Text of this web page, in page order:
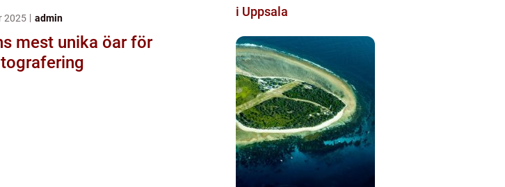
2025 admin
mest unika öar för
i Uppsala